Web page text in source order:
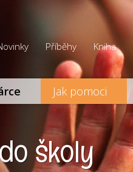
Příběhy Kniha
Jak pomoci
školy